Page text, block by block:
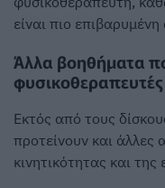
είναι πιο
Άλλα βοηθήματα
φυσικοθεραπευτές
Εκτός από τους
προτείνουν και άλλες
κινητικότητας και της